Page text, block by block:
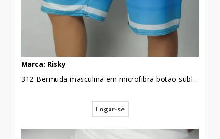
Marca: Risky
312-Bermuda masculina em microfibra botão sublimada azul listrado branco
Logar-se